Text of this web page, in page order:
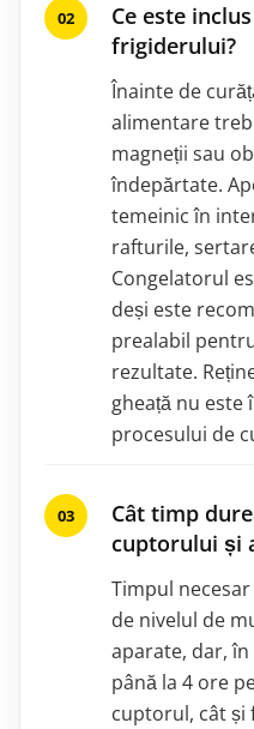
Ce este
frigiderului?
Înainte de
alimentare
magneții sau
îndepărtate.
temeinic în
rafturile,
Congelatorul
deși este
prealabil
rezultate.
gheață nu
procesului de
Cât timp
cuptorului și
Timpul
de nivelul de
aparate, dar,
până la 4 ore
cuptorul, cât și